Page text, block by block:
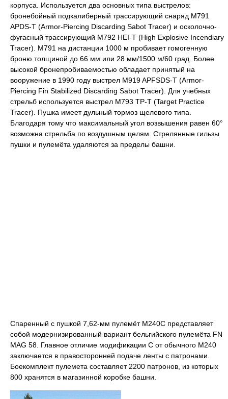
корпуса. Используется два основных типа выстрелов:
бронебойный подкалиберный трассирующий снаряд M791
APDS-T (Armor-Piercing Discarding Sabot Tracer) и осколочно-
фугасный трассирующий M792 HEI-T (High Explosive Incendiary
Tracer). M791 на дистанции 1000 м пробивает гомогенную
броню толщиной до 66 мм или 28 мм/1500 м/60 град. Более
высокой бронепробиваемостью обладает принятый на
вооружение в 1990 году выстрел M919 APFSDS-T (Armor-
Piercing Fin Stabilized Discarding Sabot Tracer). Для учебных
стрельб используется выстрел M793 TP-T (Target Practice
Tracer). Пушка имеет дульный тормоз щелевого типа.
Благодаря тому что максимальный угол возвышения равен 60°
возможна стрельба по воздушным целям. Стрелянные гильзы
пушки и пулемёта удаляются за пределы башни.
Спаренный с пушкой 7,62-мм пулемёт M240C представляет
собой модернизированный вариант бельгийского пулемёта FN
MAG 58. Главное отличие модификации C от обычного M240
заключается в правосторонней подаче ленты с патронами.
Боекомплект пулемета составляет 2200 патронов, из которых
800 хранятся в магазинной коробке башни.